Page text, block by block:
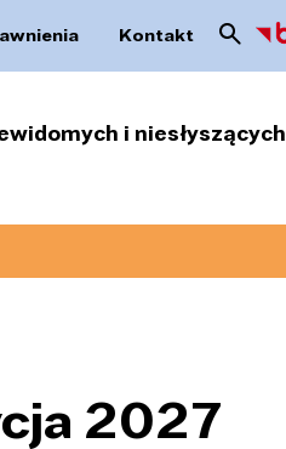
Kontakt
i niesłyszących
2027